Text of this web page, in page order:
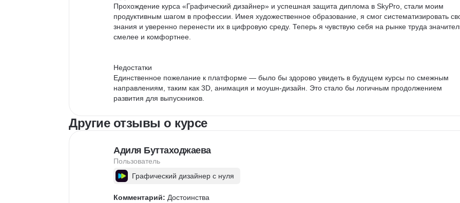
Прохождение курса «Графический дизайнер» и успешная защита диплома в SkyPro, стали моим
продуктивным шагом в профессии. Имея художественное образование, я смог систематизировать
знания и уверенно перенести их в цифровую среду. Теперь я чувствую себя на рынке труда
смелее и комфортнее.
Недостатки
Единственное пожелание к платформе — было бы здорово увидеть в будущем курсы по смежным
направлениям, таким как 3D, анимация и моушн-дизайн. Это стало бы логичным продолжением
развития для выпускников.
Другие отзывы о курсе
Адиля Буттаходжаева
Пользователь
Графический дизайнер с нуля
Комментарий: Достоинства